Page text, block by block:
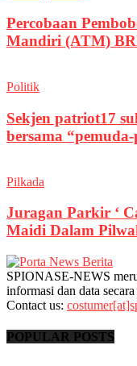
Percobaan
Mandiri (ATM)
Politik
Sekjen patriot17
bersama
Pilkada
Juragan Parkir ‘
Maidi Dalam
SPIONASE-NEWS
informasi dan data
Contact us:
POPULAR POSTS